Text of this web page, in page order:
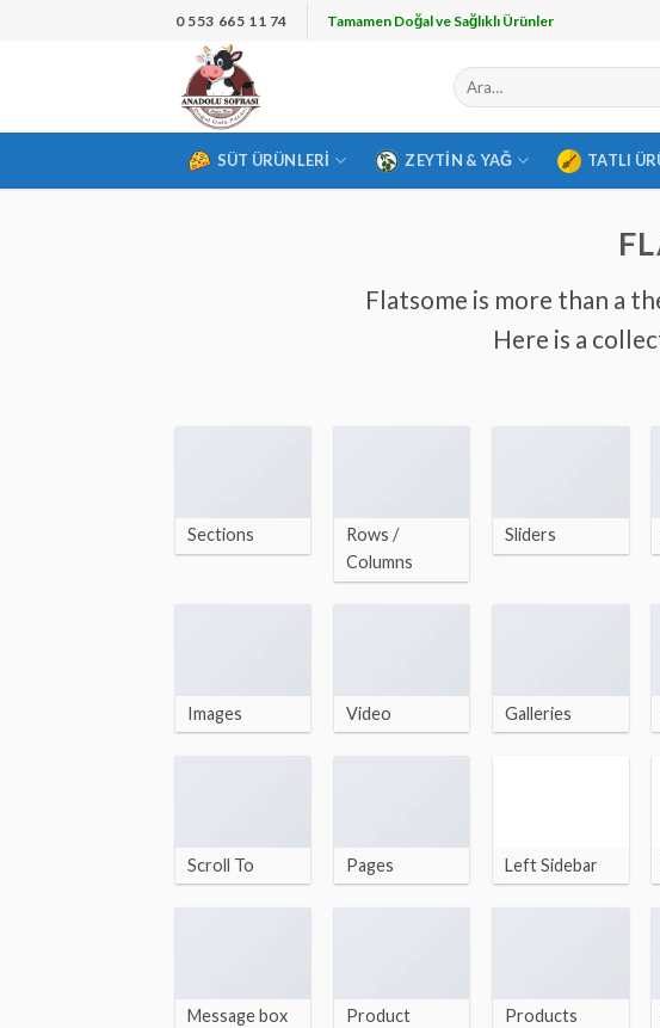
0 553 665 11 74 Tamamen Doğal ve Sağlıklı Ürünler
Ara:
SÜT ÜRÜNLERI ZEYTIN & YAĞ TATLI
Flatsome is more than a
Here is a
Sections
Rows /
Columns
Sliders
Images Video Galleries
Scroll To Pages Left Sidebar
Message box
Product
Products